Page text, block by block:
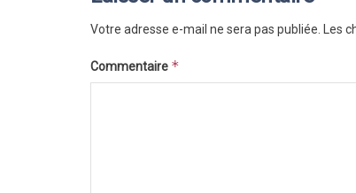
Votre adresse e-mail ne sera pas publiée. Les
Commentaire *